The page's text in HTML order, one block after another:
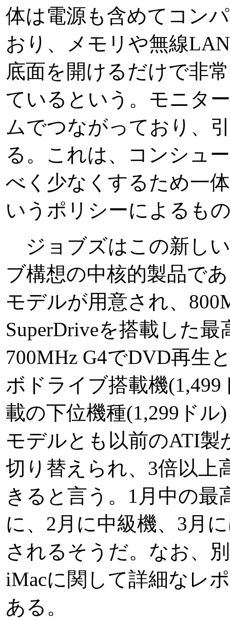
体は電源も含めてコン
おり、メモリや無線
底面を開けるだけで非
ているという。モニタ
ムでつながっており、
る。これは、コンシュ
べく少なくするため一
いうポリシーによるも
ジョブズはこの新し
ブ構想の中核的製品で
モデルが用意され、
SuperDriveを搭載した
700MHz G4でDVD再生
ボドライブ搭載機
載の下位機種(1,299ド
モデルとも以前のATI製
切り替えられ、3倍以上
きると言う。1月中の最
に、2月に中級機、3月
されるそうだ。なお、
iMacに関して詳細なレ
ある。